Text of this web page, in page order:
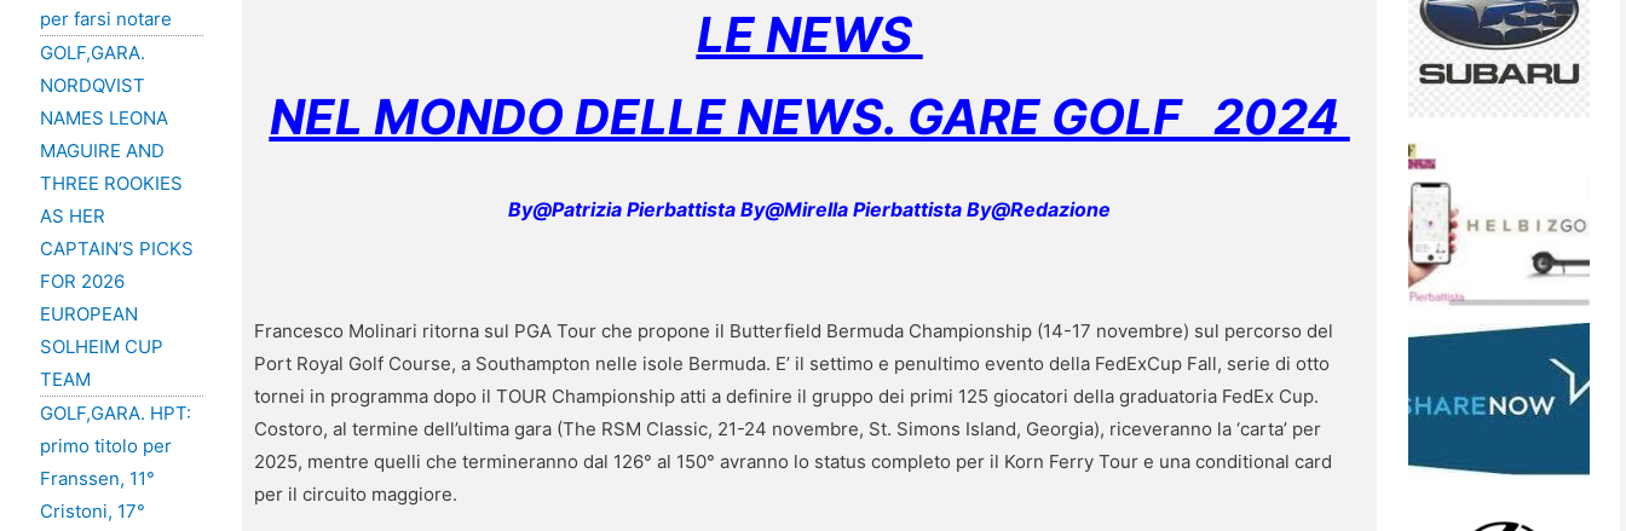
per farsi notare
GOLF,GARA.
NORDQVIST
NAMES LEONA
MAGUIRE AND
THREE ROOKIES
AS HER
CAPTAIN’S PICKS
FOR 2026
EUROPEAN
SOLHEIM CUP
TEAM
GOLF,GARA. HPT:
primo titolo per
Franssen, 11°
Cristoni, 17°
LE NEWS
NEL MONDO DELLE NEWS. GARE GOLF 2024
By@Patrizia Pierbattista By@Mirella Pierbattista By@Redazione
Francesco Molinari ritorna sul PGA Tour che propone il Butterfield Bermuda Championship (14-17 novembre) sul percorso del
Port Royal Golf Course, a Southampton nelle isole Bermuda. E’ il settimo e penultimo evento della FedExCup Fall, serie di otto
tornei in programma dopo il TOUR Championship atti a definire il gruppo dei primi 125 giocatori della graduatoria FedEx Cup.
Costoro, al termine dell’ultima gara (The RSM Classic, 21-24 novembre, St. Simons Island, Georgia), riceveranno la ‘carta’ per
2025, mentre quelli che termineranno dal 126° al 150° avranno lo status completo per il Korn Ferry Tour e una conditional card
per il circuito maggiore.